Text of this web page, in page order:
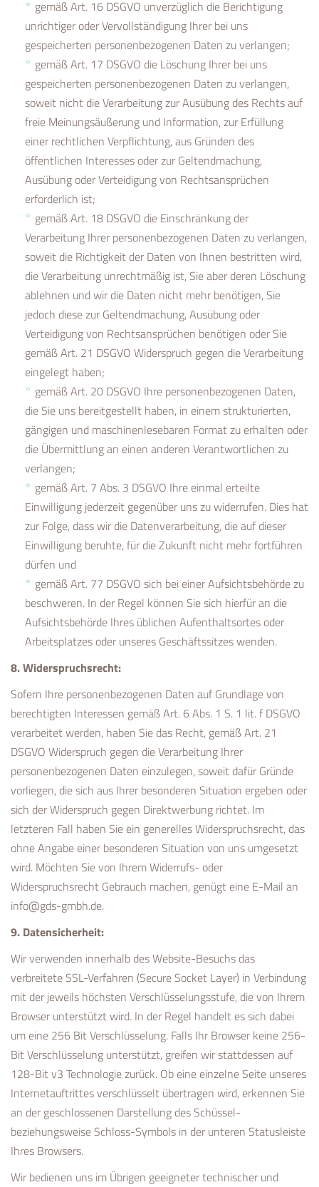
gemäß Art. 16 DSGVO unverzüglich die Berichtigung
unrichtiger oder Vervollständigung Ihrer bei uns
gespeicherten personenbezogenen Daten zu verlangen;
gemäß Art. 17 DSGVO die Löschung Ihrer bei uns
gespeicherten personenbezogenen Daten zu verlangen,
soweit nicht die Verarbeitung zur Ausübung des Rechts auf
freie Meinungsäußerung und Information, zur Erfüllung
einer rechtlichen Verpflichtung, aus Gründen des
öffentlichen Interesses oder zur Geltendmachung,
Ausübung oder Verteidigung von Rechtsansprüchen
erforderlich ist;
gemäß Art. 18 DSGVO die Einschränkung der
Verarbeitung Ihrer personenbezogenen Daten zu verlangen,
soweit die Richtigkeit der Daten von Ihnen bestritten wird,
die Verarbeitung unrechtmäßig ist, Sie aber deren Löschung
ablehnen und wir die Daten nicht mehr benötigen, Sie
jedoch diese zur Geltendmachung, Ausübung oder
Verteidigung von Rechtsansprüchen benötigen oder Sie
gemäß Art. 21 DSGVO Widerspruch gegen die Verarbeitung
eingelegt haben;
gemäß Art. 20 DSGVO Ihre personenbezogenen Daten,
die Sie uns bereitgestellt haben, in einem strukturierten,
gängigen und maschinenlesebaren Format zu erhalten oder
die Übermittlung an einen anderen Verantwortlichen zu
verlangen;
gemäß Art. 7 Abs. 3 DSGVO Ihre einmal erteilte
Einwilligung jederzeit gegenüber uns zu widerrufen. Dies hat
zur Folge, dass wir die Datenverarbeitung, die auf dieser
Einwilligung beruhte, für die Zukunft nicht mehr fortführen
dürfen und
gemäß Art. 77 DSGVO sich bei einer Aufsichtsbehörde zu
beschweren. In der Regel können Sie sich hierfür an die
Aufsichtsbehörde Ihres üblichen Aufenthaltsortes oder
Arbeitsplatzes oder unseres Geschäftssitzes wenden.
8. Widerspruchsrecht:
Sofern Ihre personenbezogenen Daten auf Grundlage von
berechtigten Interessen gemäß Art. 6 Abs. 1 S. 1 lit. f DSGVO
verarbeitet werden, haben Sie das Recht, gemäß Art. 21
DSGVO Widerspruch gegen die Verarbeitung Ihrer
personenbezogenen Daten einzulegen, soweit dafür Gründe
vorliegen, die sich aus Ihrer besonderen Situation ergeben oder
sich der Widerspruch gegen Direktwerbung richtet. Im
letzteren Fall haben Sie ein generelles Widerspruchsrecht, das
ohne Angabe einer besonderen Situation von uns umgesetzt
wird. Möchten Sie von Ihrem Widerrufs- oder
Widerspruchsrecht Gebrauch machen, genügt eine E-Mail an
info@gds-gmbh.de.
9. Datensicherheit:
Wir verwenden innerhalb des Website-Besuchs das
verbreitete SSL-Verfahren (Secure Socket Layer) in Verbindung
mit der jeweils höchsten Verschlüsselungsstufe, die von Ihrem
Browser unterstützt wird. In der Regel handelt es sich dabei
um eine 256 Bit Verschlüsselung. Falls Ihr Browser keine 256-
Bit Verschlüsselung unterstützt, greifen wir stattdessen auf
128-Bit v3 Technologie zurück. Ob eine einzelne Seite unseres
Internetauftrittes verschlüsselt übertragen wird, erkennen Sie
an der geschlossenen Darstellung des Schüssel-
beziehungsweise Schloss-Symbols in der unteren Statusleiste
Ihres Browsers.
Wir bedienen uns im Übrigen geeigneter technischer und